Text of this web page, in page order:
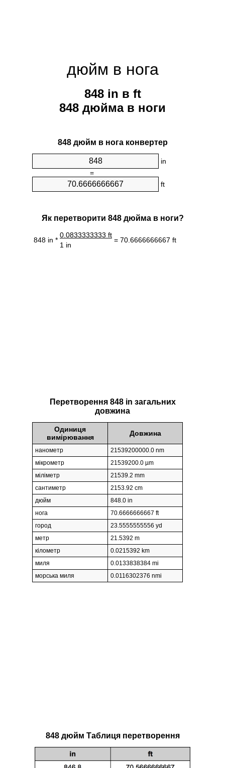
дюйм в нога
848 in в ft
848 дюйма в ноги
848 дюйм в нога конвертер
in
=
ft
Як перетворити 848 дюйма в ноги?
848 in *
0.0833333333 ft
= 70.6666666667 ft
1 in
Перетворення 848 in загальних
довжина
Одиниця
вимірювання
Довжина
нанометр
21539200000.0 nm
мікрометр
21539200.0 µm
міліметр
21539.2 mm
сантиметр
2153.92 cm
дюйм
848.0 in
нога
70.6666666667 ft
город
23.5555555556 yd
метр
21.5392 m
кілометр
0.0215392 km
миля
0.0133838384 mi
морська миля
0.0116302376 nmi
848 дюйм Таблиця перетворення